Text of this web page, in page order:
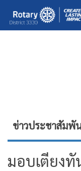
ข่าวประชาสัมพั
มอบเตียงทั